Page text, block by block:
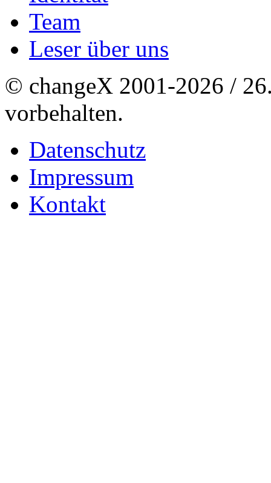
Team
Leser über uns
© changeX 2001-2026 /
vorbehalten.
Datenschutz
Impressum
Kontakt